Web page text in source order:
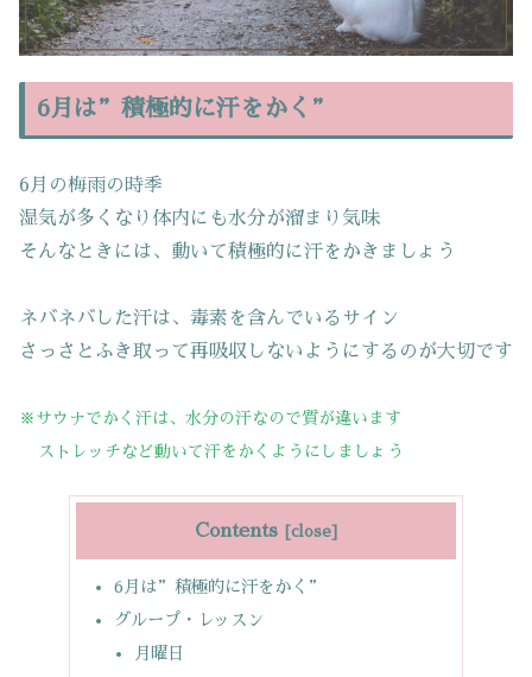
6月は”積極的に汗をかく”
6月の梅雨の時季
湿気が多くなり体内にも水分が溜まり気味
そんなときには、動いて積極的に汗をかきましょう
ネバネバした汗は、毒素を含んでいるサイン
さっさとふき取って再吸収しないようにするのが大切です
※サウナでかく汗は、水分の汗なので質が違います
ストレッチなど動いて汗をかくようにしましょう
Contents
6月は”積極的に汗をかく”
グループ・レッスン
月曜日